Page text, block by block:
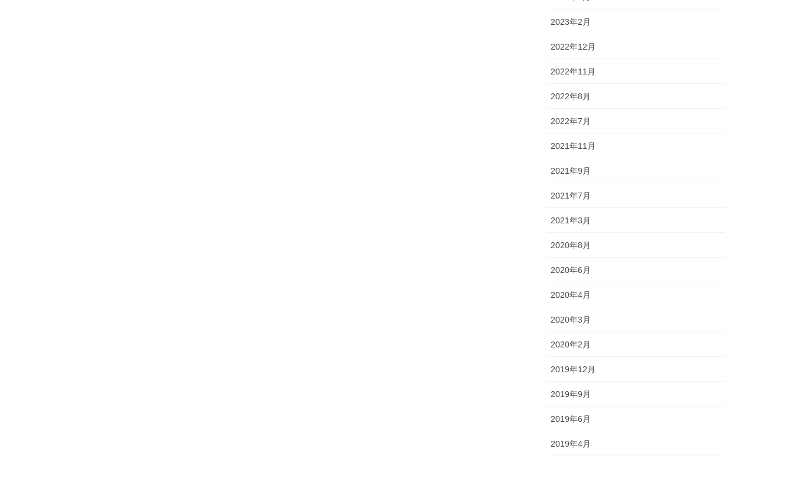
2023年2月
2022年12月
2022年11月
2022年8月
2022年7月
2021年11月
2021年9月
2021年7月
2021年3月
2020年8月
2020年6月
2020年4月
2020年3月
2020年2月
2019年12月
2019年9月
2019年6月
2019年4月